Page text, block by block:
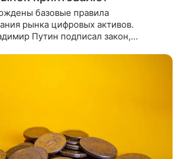
базовые правила
рынка цифровых активов.
Путин подписал закон,